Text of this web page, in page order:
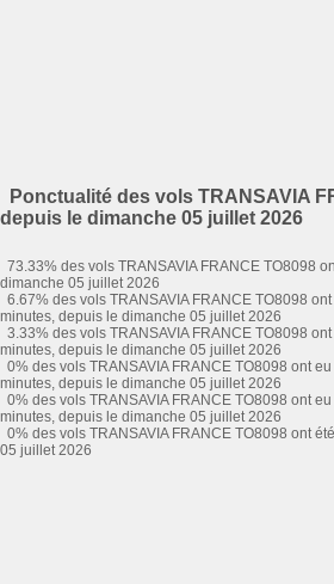
Ponctualité des vols TRANSAVIA
depuis le dimanche 05 juillet 2026
73.33% des vols TRANSAVIA FRANCE TO8098
dimanche 05 juillet 2026
6.67% des vols TRANSAVIA FRANCE TO8098
minutes, depuis le dimanche 05 juillet 2026
3.33% des vols TRANSAVIA FRANCE TO8098
minutes, depuis le dimanche 05 juillet 2026
0% des vols TRANSAVIA FRANCE TO8098 ont
minutes, depuis le dimanche 05 juillet 2026
0% des vols TRANSAVIA FRANCE TO8098 ont
minutes, depuis le dimanche 05 juillet 2026
0% des vols TRANSAVIA FRANCE TO8098 ont
05 juillet 2026